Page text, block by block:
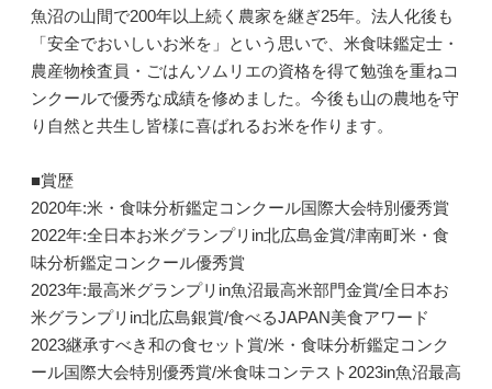
魚沼の山間で200年以上続く農家を継ぎ25年。法人化後も
「安全でおいしいお米を」という思いで、米食味鑑定士・
農産物検査員・ごはんソムリエの資格を得て勉強を重ねコ
ンクールで優秀な成績を修めました。今後も山の農地を守
り自然と共生し皆様に喜ばれるお米を作ります。
■賞歴
2020年:米・食味分析鑑定コンクール国際大会特別優秀賞
2022年:全日本お米グランプリin北広島金賞/津南町米・食
味分析鑑定コンクール優秀賞
2023年:最高米グランプリin魚沼最高米部門金賞/全日本お
米グランプリin北広島銀賞/食べるJAPAN美食アワード
2023継承すべき和の食セット賞/米・食味分析鑑定コンク
ール国際大会特別優秀賞/米食味コンテスト2023in魚沼最高